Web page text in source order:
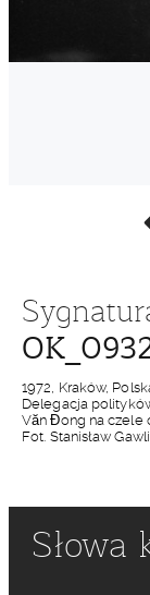
1972, Kraków,
Delegacja
Văn Đong na czele
Fot. Stanisław
Słowa